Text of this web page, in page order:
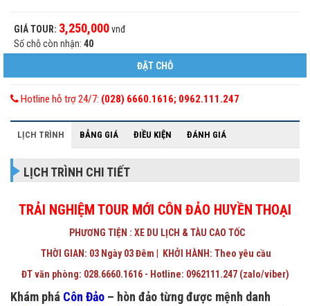
GIÁ TOUR: 3,250,000vnđ
Số chỗ còn nhận: 40
ĐẶT CHỖ
Hotline hỗ trợ 24/7: (028) 6660.1616; 0962.111.247
LỊCH TRÌNH BẢNG GIÁ ĐIỀU KIỆN ĐÁNH GIÁ
LỊCH TRÌNH CHI TIẾT
TRẢI NGHIỆM TOUR MỚI CÔN ĐẢO HUYỀN THOẠI
PHƯƠNG TIỆN : XE DU LỊCH & TÀU CAO TỐC
THỜI GIAN: 03 Ngày 03 Đêm
KHỞI HÀNH: Theo yêu cầu
ĐT văn phòng: 028.6660.1616 - Hotline: 0962111.247 (zalo/viber)
Khám phá Côn Đảo – hòn đảo từng được mệnh danh